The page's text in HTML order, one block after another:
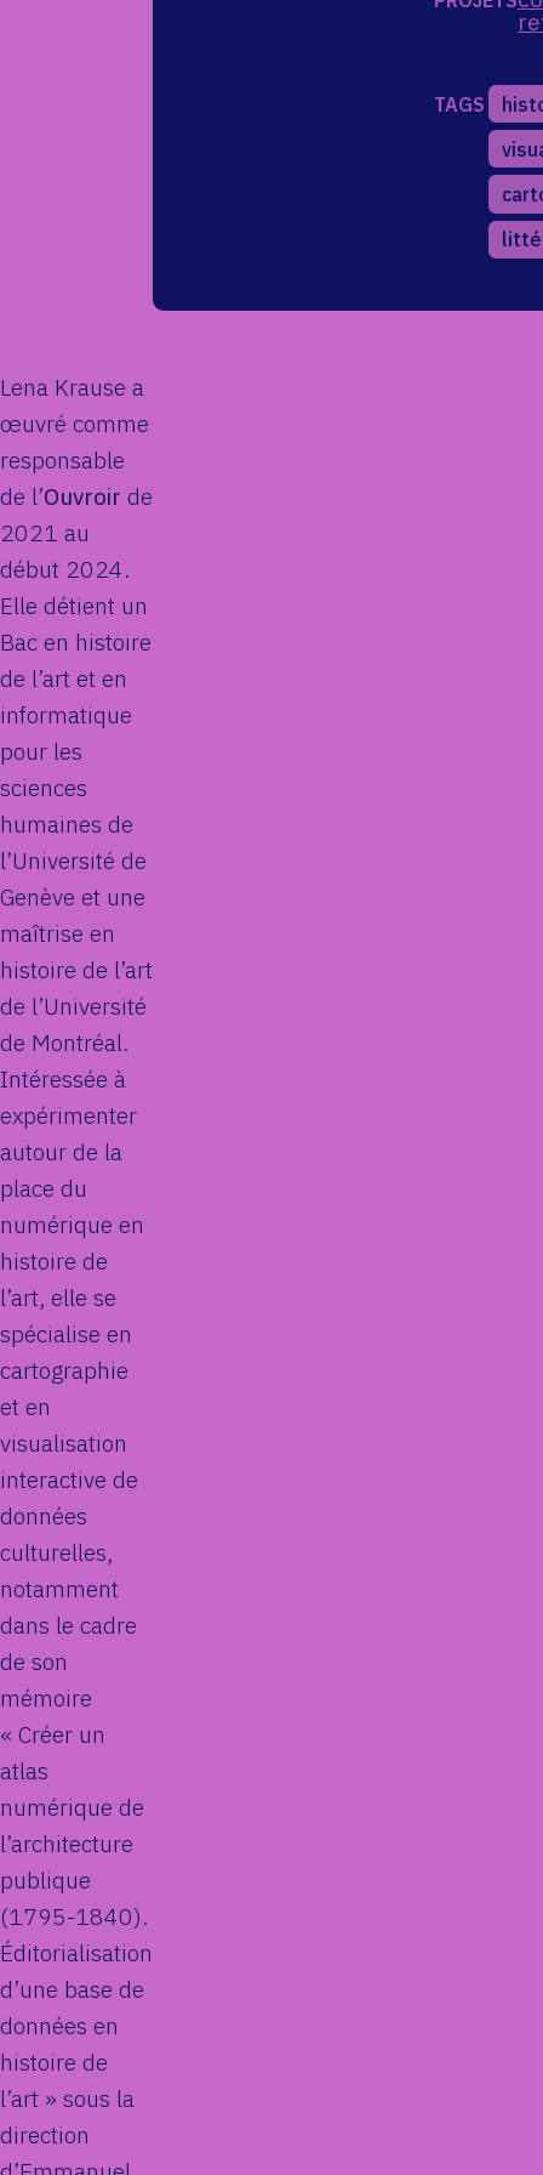
TAGS
Lena Krause a
œuvré comme
responsable
de l’Ouvroir de
2021 au
début 2024.
Elle détient un
Bac en histoire
de l’art et en
informatique
pour les
sciences
humaines de
l’Université de
Genève et une
maîtrise en
histoire de l’art
de l’Université
de Montréal.
Intéressée à
expérimenter
autour de la
place du
numérique en
histoire de
l’art, elle se
spécialise en
cartographie
et en
visualisation
interactive de
données
culturelles,
notamment
dans le cadre
de son
mémoire
« Créer un
atlas
numérique de
l’architecture
publique
(1795-1840).
Éditorialisation
d’une base de
données en
histoire de
l’art » sous la
direction